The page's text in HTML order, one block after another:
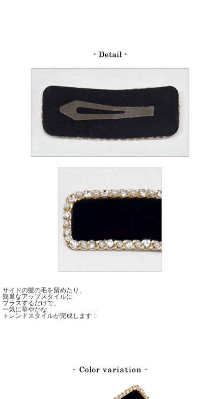
サイドの髪の毛を留めたり、
簡単なアップスタイルに
プラスするだけで、
一気に華やかな
トレンドスタイルが完成します！